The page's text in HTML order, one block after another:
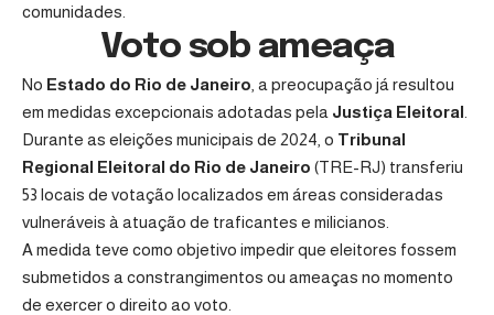
comunidades.
Voto sob ameaça
No Estado do Rio de Janeiro , a preocupação já resultou
em medidas excepcionais adotadas pela Justiça Eleitoral
Durante as eleições municipais de 2024, o Tribunal
Regional Eleitoral do Rio de Janeiro (TRE-RJ) transferiu
53 locais de votação localizados em áreas consideradas
vulneráveis à atuação de traficantes e milicianos.
A medida teve como objetivo impedir que eleitores fossem
submetidos a constrangimentos ou ameaças no momento
de exercer o direito ao voto.